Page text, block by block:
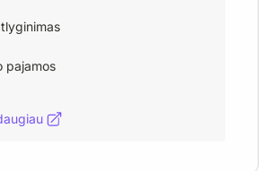
pajamos